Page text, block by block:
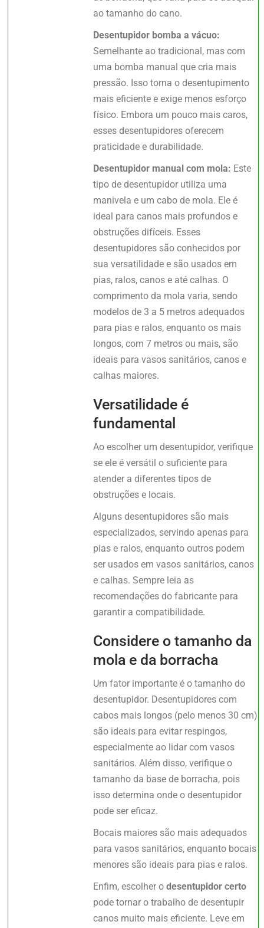
ao tamanho do cano.
Desentupidor bomba a vácuo:
Semelhante ao tradicional, mas com
uma bomba manual que cria mais
pressão. Isso torna o desentupimento
mais eficiente e exige menos esforço
físico. Embora um pouco mais caros,
esses desentupidores oferecem
praticidade e durabilidade.
Desentupidor manual com mola: Este
tipo de desentupidor utiliza uma
manivela e um cabo de mola. Ele é
ideal para canos mais profundos e
obstruções difíceis. Esses
desentupidores são conhecidos por
sua versatilidade e são usados em
pias, ralos, canos e até calhas. O
comprimento da mola varia, sendo
modelos de 3 a 5 metros adequados
para pias e ralos, enquanto os mais
longos, com 7 metros ou mais, são
ideais para vasos sanitários, canos e
calhas maiores.
Versatilidade é
fundamental
Ao escolher um desentupidor, verifique
se ele é versátil o suficiente para
atender a diferentes tipos de
obstruções e locais.
Alguns desentupidores são mais
especializados, servindo apenas para
pias e ralos, enquanto outros podem
ser usados em vasos sanitários, canos
e calhas. Sempre leia as
recomendações do fabricante para
garantir a compatibilidade.
Considere o tamanho da
mola e da borracha
Um fator importante é o tamanho do
desentupidor. Desentupidores com
cabos mais longos (pelo menos 30 cm)
são ideais para evitar respingos,
especialmente ao lidar com vasos
sanitários. Além disso, verifique o
tamanho da base de borracha, pois
isso determina onde o desentupidor
pode ser eficaz.
Bocais maiores são mais adequados
para vasos sanitários, enquanto bocais
menores são ideais para pias e ralos.
Enfim, escolher odesentupidor certo
pode tornar o trabalho de desentupir
canos muito mais eficiente. Leve em